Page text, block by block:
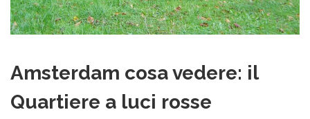
Amsterdam cosa vedere: il
Quartiere a luci rosse